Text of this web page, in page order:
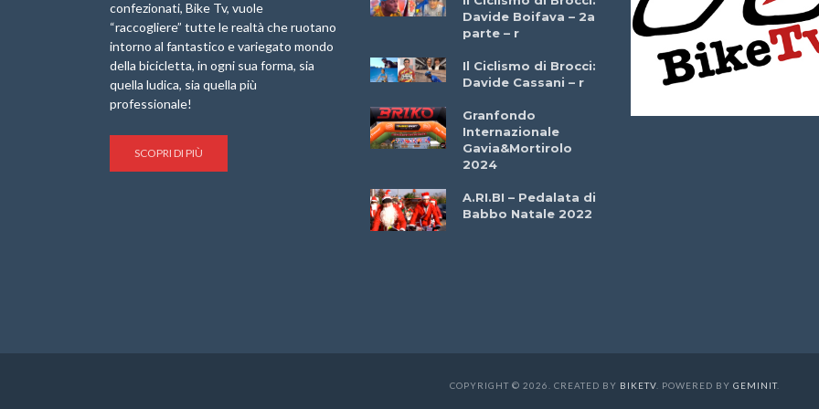
confezionati, Bike Tv, vuole
“raccogliere” tutte le realtà che ruotano
intorno al fantastico e variegato mondo
della bicicletta, in ogni sua forma, sia
quella ludica, sia quella più
professionale!
SCOPRI DI PIÙ
Giancarlo Brocci
Borghi&Castelli” –
Anteprima
1a Edizione
Granfondo
Davide Boifava – 2a
parte – r
Il Ciclismo di Brocci:
Davide Cassani – r
Granfondo
Internazionale
Gavia&Mortirolo
2024
A.RI.BI – Pedalata di
Babbo Natale 2022
Che cos’è il
triathlon? Con
Simone Diamantini
– r
Marzo 2025 –
COPYRIGHT © 2026. CREATED BY BIKETV. POWERED BY GEMINIT.